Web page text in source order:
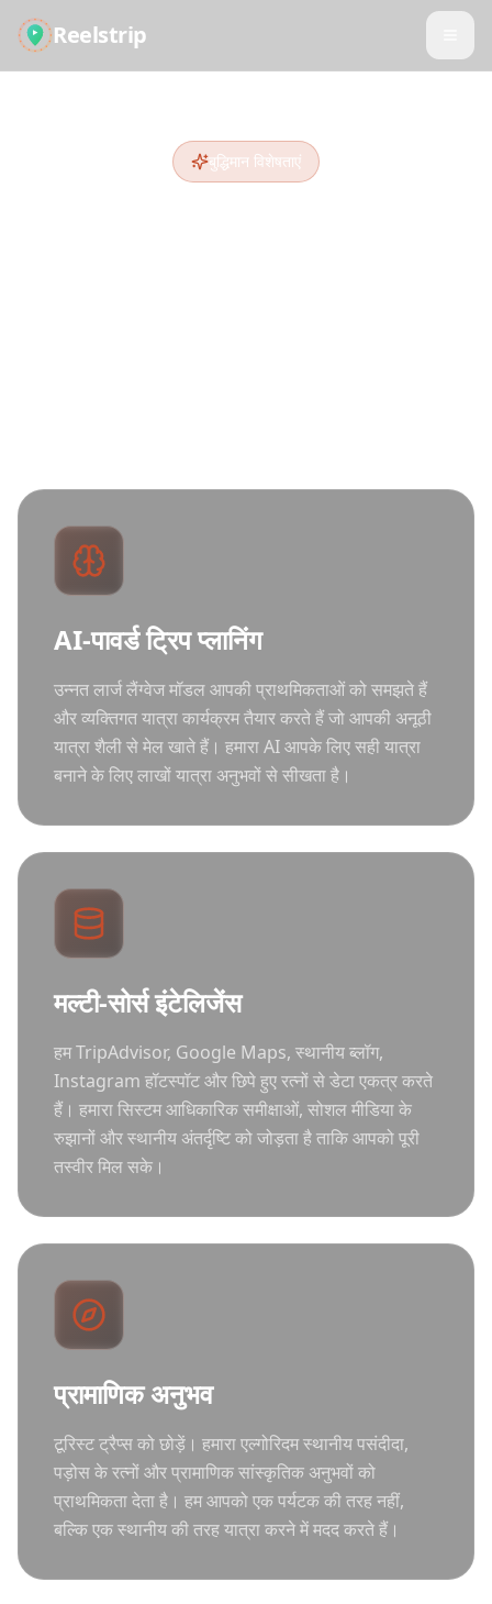
Reelstrip
बुद्धिमान विशेषताएं
AI-पावर्ड ट्रिप प्लानिंग
उन्नत लार्ज लैंग्वेज मॉडल आपकी प्राथमिकताओं को समझते हैं
और व्यक्तिगत यात्रा कार्यक्रम तैयार करते हैं जो आपकी अनूठी
यात्रा शैली से मेल खाते हैं। हमारा AI आपके लिए सही यात्रा
बनाने के लिए लाखों यात्रा अनुभवों से सीखता है।
मल्टी-सोर्स इंटेलिजेंस
हम TripAdvisor, Google Maps, स्थानीय ब्लॉग,
Instagram हॉटस्पॉट और छिपे हुए रत्नों से डेटा एकत्र करते
हैं। हमारा सिस्टम आधिकारिक समीक्षाओं, सोशल मीडिया के
रुझानों और स्थानीय अंतर्दृष्टि को जोड़ता है ताकि आपको पूरी
तस्वीर मिल सके।
प्रामाणिक अनुभव
टूरिस्ट ट्रैप्स को छोड़ें। हमारा एल्गोरिदम स्थानीय पसंदीदा,
पड़ोस के रत्नों और प्रामाणिक सांस्कृतिक अनुभवों को
प्राथमिकता देता है। हम आपको एक पर्यटक की तरह नहीं,
बल्कि एक स्थानीय की तरह यात्रा करने में मदद करते हैं।